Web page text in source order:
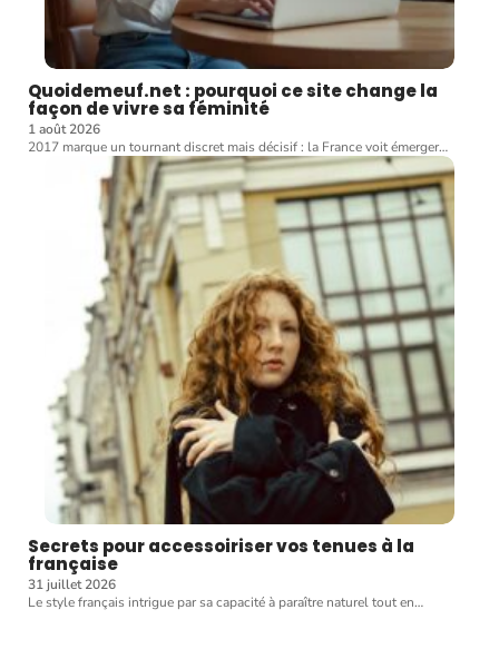
Quoidemeuf.net : pourquoi ce site change la
façon de vivre sa féminité
1 août 2026
2017 marque un tournant discret mais décisif : la France voit émerger…
Secrets pour accessoiriser vos tenues à la
française
31 juillet 2026
Le style français intrigue par sa capacité à paraître naturel tout en…